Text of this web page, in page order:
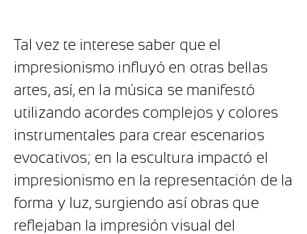
Tal vez te interese saber que el
impresionismo influyó en otras bellas
artes, así, en la música se manifestó
utilizando acordes complejos y colores
instrumentales para crear escenarios
evocativos; en la escultura impactó el
impresionismo en la representación de la
forma y luz, surgiendo así obras que
reflejaban la impresión visual del